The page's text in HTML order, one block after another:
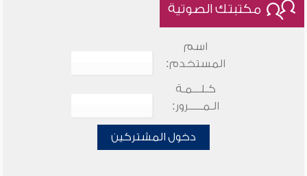
مكتبتك الصوتية
اسم
المستخدم:
كـلـــمـة
الـمـــــرور:
دخول المشتركين